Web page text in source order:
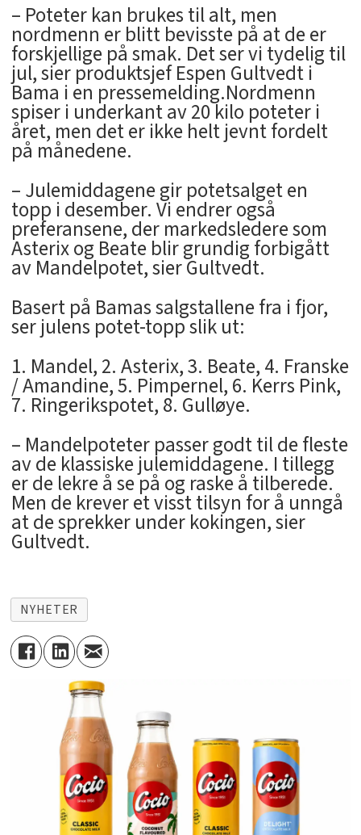
– Poteter kan brukes til alt, men
nordmenn er blitt bevisste på at de er
forskjellige på smak. Det ser vi tydelig til
jul, sier produktsjef Espen Gultvedt i
Bama i en pressemelding.Nordmenn
spiser i underkant av 20 kilo poteter i
året, men det er ikke helt jevnt fordelt
på månedene.
– Julemiddagene gir potetsalget en
topp i desember. Vi endrer også
preferansene, der markedsledere som
Asterix og Beate blir grundig forbigått
av Mandelpotet, sier Gultvedt.
Basert på Bamas salgstallene fra i fjor,
ser julens potet-topp slik ut:
1. Mandel, 2. Asterix, 3. Beate, 4. Franske
/ Amandine, 5. Pimpernel, 6. Kerrs Pink,
7. Ringerikspotet, 8. Gulløye.
– Mandelpoteter passer godt til de fleste
av de klassiske julemiddagene. I tillegg
er de lekre å se på og raske å tilberede.
Men de krever et visst tilsyn for å unngå
at de sprekker under kokingen, sier
Gultvedt.
NYHETER